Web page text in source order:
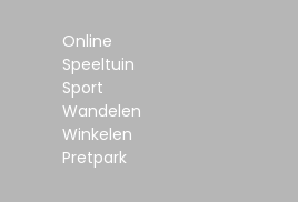
Online
Speeltuin
Sport
Wandelen
Winkelen
Pretpark